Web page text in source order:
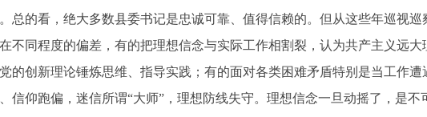
总的看，绝大多数县委书记是忠诚可靠、值得信赖的。但从这些年巡视
不同程度的偏差，有的把理想信念与实际工作相割裂，认为共产主义远
的创新理论锤炼思维、指导实践；有的面对各类困难矛盾特别是当工作
信仰跑偏，迷信所谓“大师”，理想防线失守。理想信念一旦动摇了，是